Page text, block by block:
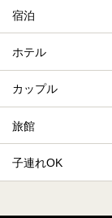
宿泊
ホテル
カップル
旅館
子連れOK